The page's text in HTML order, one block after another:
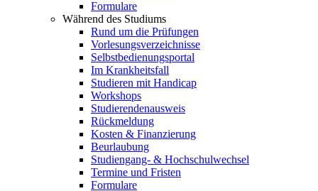
Formulare
Während des Studiums
Rund um die Prüfungen
Vorlesungsverzeichnisse
Selbstbedienungsportal
Im Krankheitsfall
Studieren mit Handicap
Workshops
Studierendenausweis
Rückmeldung
Kosten & Finanzierung
Beurlaubung
Studiengang- & Hochschulwechsel
Termine und Fristen
Formulare